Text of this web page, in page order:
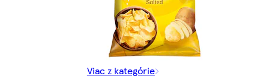
Viac z kategórie